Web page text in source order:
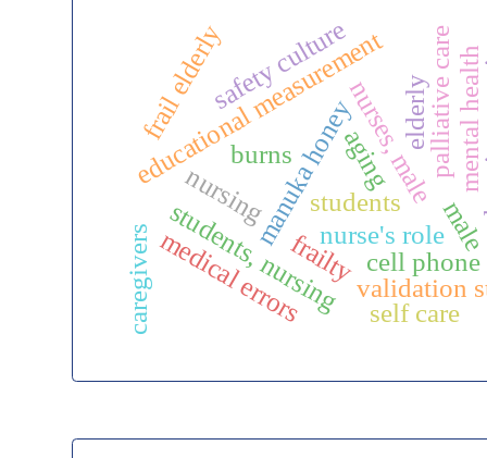
nursing nurses, male
students, nursingnurse's role
educational measurement
manuka honey
burns aging
frailty
frail elderly
caregivers
palliative care
validation
safety culture
medical errors
elderly mental health
students
cell phone
self care